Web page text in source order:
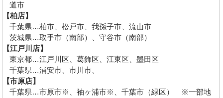
道市
【柏店】
千葉県…柏市、松戸市、我孫子市、流山市
茨城県…取手市（南部）、守谷市（南部）
【江戸川店】
東京都…江戸川区、葛飾区、江東区、墨田区
千葉県…浦安市、市川市、
【市原店】
千葉県…市原市※、袖ヶ浦市※、千葉市（緑区） ※一部地